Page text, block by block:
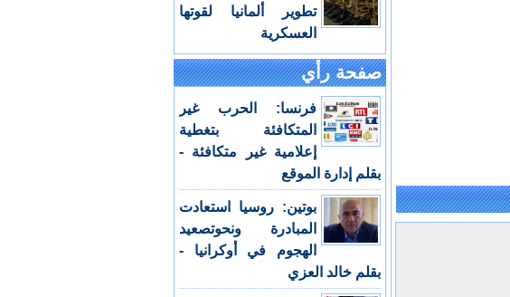
تطوير ألمانيا لقوتها
العسكرية
صفحة رأي
فرنسا: الحرب غير
المتكافئة بتغطية
إعلامية غير متكافئة -
بقلم إدارة الموقع
بوتين: روسيا استعادت
المبادرة ونحوتصعيد
الهجوم في أوكرانيا -
بقلم خالد العزي